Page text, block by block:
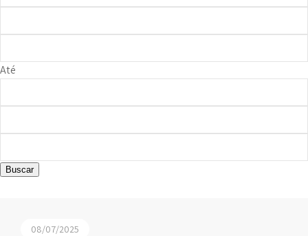
Até
Buscar
08/07/2025